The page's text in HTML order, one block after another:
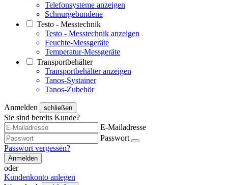
Telefonsysteme anzeigen
Schnurgebundene
Testo - Messtechnik
Testo - Messtechnik anzeigen
Feuchte-Messgeräte
Temperatur-Messgeräte
Transportbehälter
Transportbehälter anzeigen
Tanos-Systainer
Tanos-Zubehör
Anmelden schließen
Sie sind bereits Kunde?
E-Mailadresse
Passwort
Passwort vergessen?
Anmelden
oder
Kundenkonto anlegen